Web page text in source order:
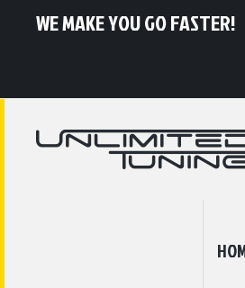
WE MAKE YOU GO FASTER!